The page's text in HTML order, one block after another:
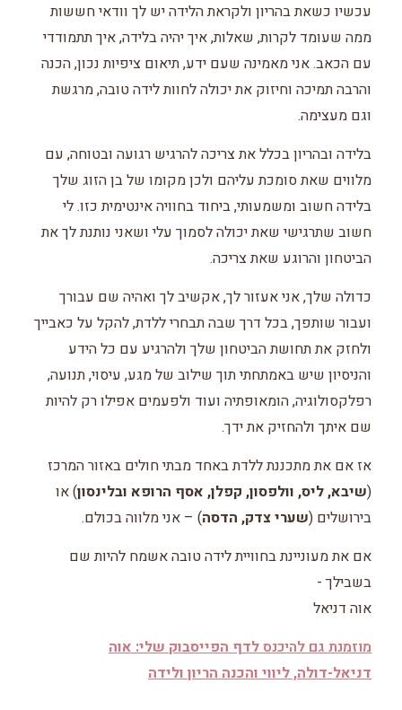
עכשיו כשאת בהריון ולקראת הלידה יש לך וודאי חששות
ממה שעומד לקרות, שאלות, איך יהיה בלידה, איך תתמודדי
עם הכאב. אני מאמינה שעם ידע, תיאום ציפיות נכון, הכנה
והרבה תמיכה וחיזוק את יכולה לחוות לידה טובה, מרגשת
וגם מעצימה.
בלידה ובהריון בכלל את צריכה להרגיש רגועה ובטוחה, עם
מלווים שאת סומכת עליהם ולכן מקומו של בן הזוג שלך
בלידה חשוב ומשמעותי, ביחוד בחוויה אינטימית כזו. לי
חשוב שתרגישי שאת יכולה לסמוך עלי ושאני נותנת לך את
הביטחון והרוגע שאת צריכה.
כדולה שלך, אני אעזור לך, אקשיב לך ואהיה שם עבורך
ועבור שותפך, בכל דרך שבה תבחרי ללדת, להקל על כאבייך
ולחזק את תחושת הביטחון שלך ולהרגיע עם כל הידע
והניסיון שיש באמתחתי תוך שילוב של מגע, עיסוי, תנועה,
רפלקסולוגיה, הומאופתיה ועוד ולפעמים אפילו רק להיות
שם איתך ולהחזיק את ידך.
אז אם את מתכננת ללדת באחד מבתי חולים באזור המרכז
(שיבא, ליס, וולפסון, קפלן, אסף הרופא ובלינסון) או
בירושלים (שערי צדק, הדסה) – אני מלווה בכולם.
אם את מעוניינת בחוויית לידה טובה אשמח להיות שם
בשבילך -
אוה דניאל
מוזמנת גם להיכנסלדף הפייסבוק שלי: אוה
דניאל-דולה, ליווי והכנה הריון ולידה